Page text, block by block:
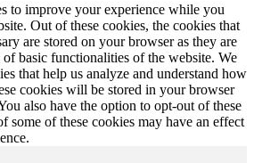
to improve your experience while you
Out of these cookies, the cookies that
are stored on your browser as they are
basic functionalities of the website. We
that help us analyze and understand how
cookies will be stored in your browser
also have the option to opt-out of these
some of these cookies may have an effect